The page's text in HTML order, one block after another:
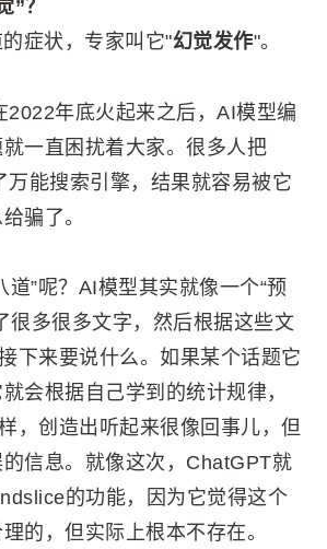
”？
症状，专家叫它"幻觉发作"。
2022年底火起来之后，AI模型编
一直困扰着大家。很多人把
万能搜索引擎，结果就容易被它
骗了。
道”呢？AI模型其实就像一个“预
很多很多文字，然后根据这些文
下来要说什么。如果某个话题它
会根据自己学到的统计规律，
，创造出听起来很像回事儿，但
信息。就像这次，ChatGPT就
的功能，因为它觉得这个
的，但实际上根本不存在。